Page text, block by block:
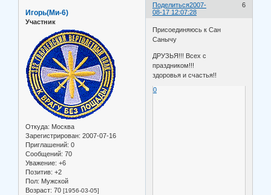
Поделиться 6
2007-
08-17 12:07:28
Игорь(Ми-6)
Участник
Откуда: Москва
Зарегистрирован: 2007-07-16
Приглашений: 0
Сообщений: 70
Уважение: +6
Позитив: +2
Пол: Мужской
Возраст: 70 [1956-03-05]
Присоединяюсь к Сан
Санычу
ДРУЗЬЯ!!! Всех с
праздником!!!
здоровья и счастья!!
0